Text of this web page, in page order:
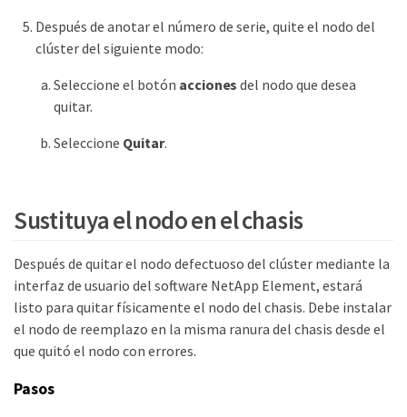
Después de anotar el número de serie, quite el nodo del
clúster del siguiente modo:
Seleccione el botón acciones del nodo que desea
quitar.
Seleccione Quitar.
Sustituya el nodo en el chasis
Después de quitar el nodo defectuoso del clúster mediante la
interfaz de usuario del software NetApp Element, estará
listo para quitar físicamente el nodo del chasis. Debe instalar
el nodo de reemplazo en la misma ranura del chasis desde el
que quitó el nodo con errores.
Pasos